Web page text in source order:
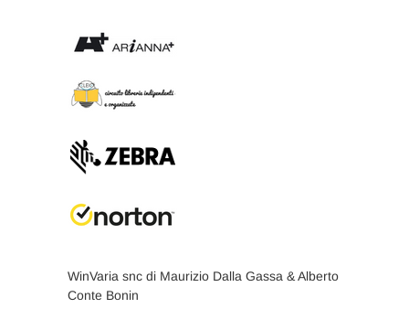
WinVaria snc di Maurizio Dalla Gassa & Alberto
Conte Bonin